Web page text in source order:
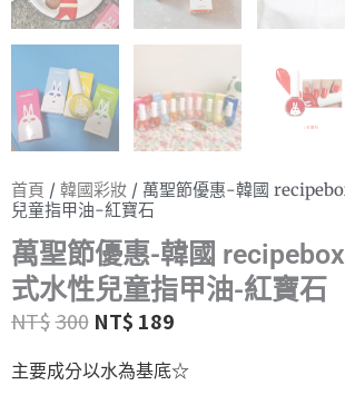
首頁 / 韓國彩妝 / 萬聖節優惠-韓國
兒童指甲油-紅寶石
萬聖節優惠-韓國
式水性兒童指甲油-紅寶石
NT$300 NT$ 189
主要成分以水為基底☆